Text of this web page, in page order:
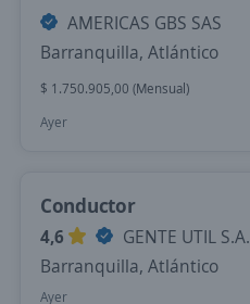
AMERICAS GBS SAS
Barranquilla, Atlántico
$ 1.750.905,00 (Mensual)
Ayer
Conductor
4,6
GENTE UTIL S.A.
Barranquilla, Atlántico
Ayer